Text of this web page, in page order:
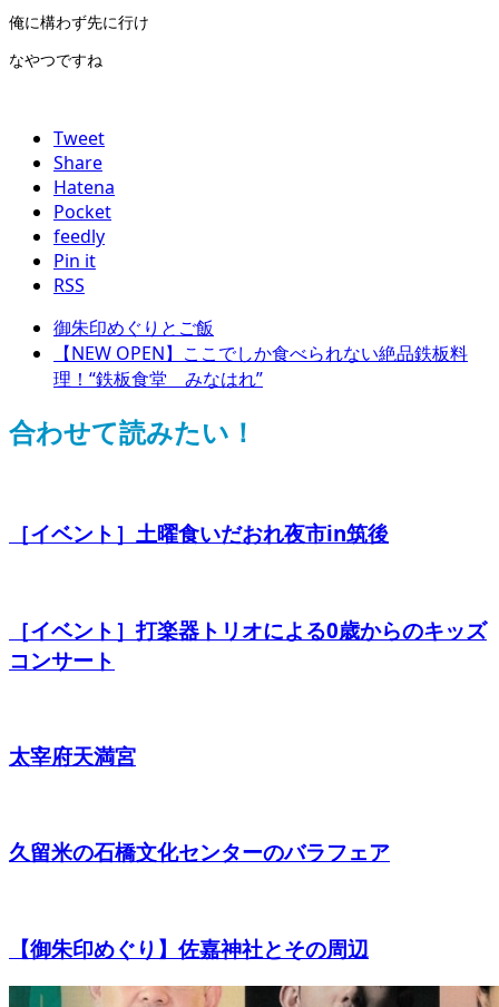
俺に構わず先に行け
なやつですね
Tweet
Share
Hatena
Pocket
feedly
Pin it
RSS
御朱印めぐりとご飯
【NEW OPEN】ここでしか食べられない絶品鉄板料
理！“鉄板食堂 みなはれ”
合わせて読みたい！
［イベント］土曜食いだおれ夜市in筑後
［イベント］打楽器トリオによる0歳からのキッズ
コンサート
太宰府天満宮
久留米の石橋文化センターのバラフェア
【御朱印めぐり】佐嘉神社とその周辺